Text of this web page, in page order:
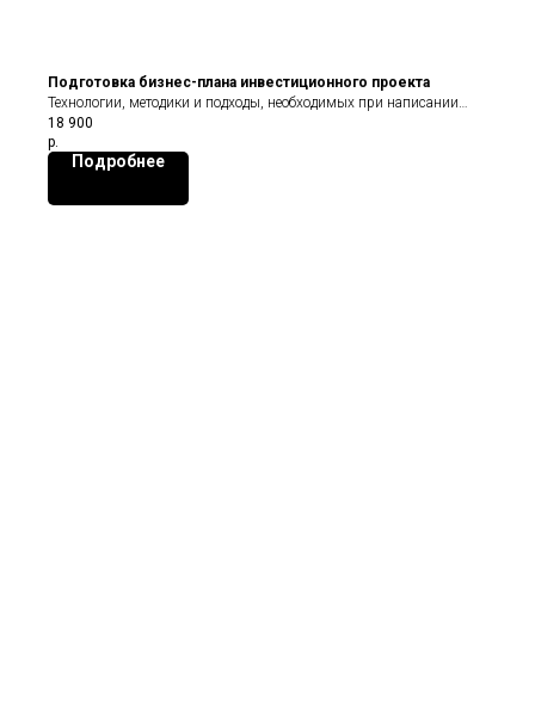
Подготовка бизнес-плана инвестиционного проекта
Технологии, методики и подходы, необходимых при написании
бизнес-плана
18 900
р.
Подробнее